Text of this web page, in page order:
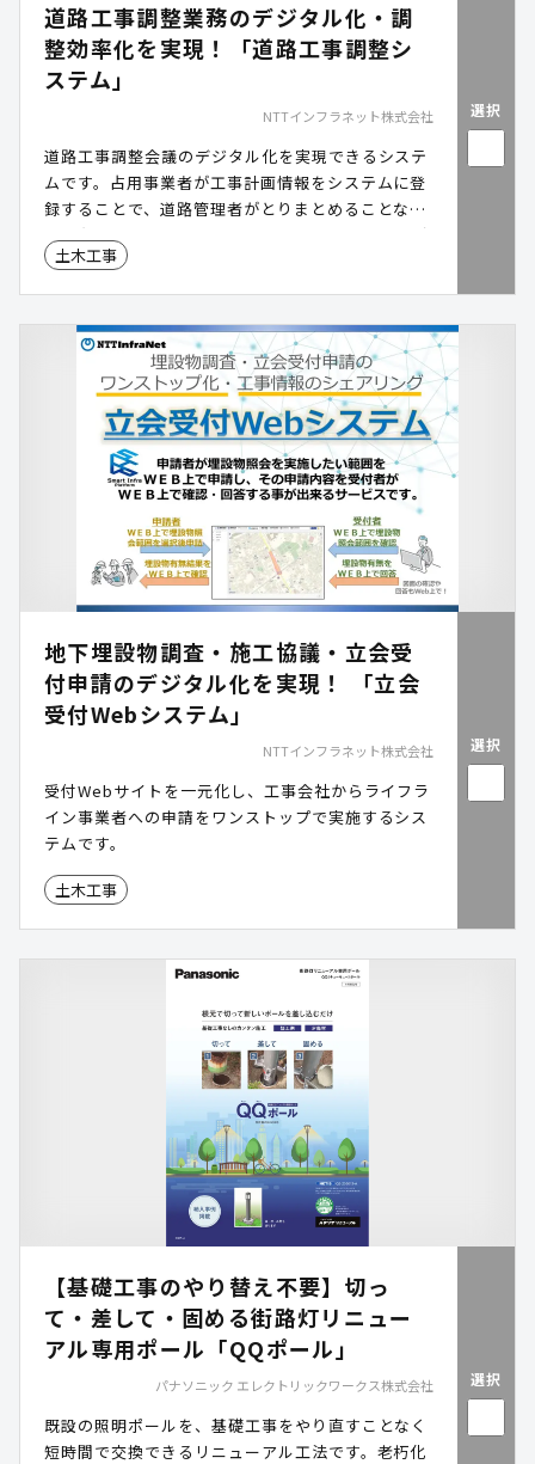
道路工事調整業務のデジタル化・調
整効率化を実現！「道路工事調整シ
ステム」
NTTインフラネット株式会社
道路工事調整会議のデジタル化を実現できるシステ
ムです。占用事業者が工事計画情報をシステムに登
録することで、道路管理者がとりまとめることな
く、各者の工事計画情報を一元的に管理することが
できます。
土木工事
選択
地下埋設物調査・施工協議・立会受
付申請のデジタル化を実現！ 「立会
受付Webシステム」
NTTインフラネット株式会社
受付Webサイトを一元化し、工事会社からライフラ
イン事業者への申請をワンストップで実施するシス
テムです。
土木工事
選択
【基礎工事のやり替え不要】切っ
て・差して・固める街路灯リニュー
アル専用ポール「QQポール」
パナソニック エレクトリックワークス株式会社
既設の照明ポールを、基礎工事をやり直すことなく
短時間で交換できるリニューアル工法です。老朽化
選択